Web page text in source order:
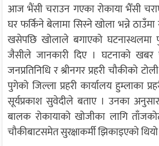
आज भैंसी चराउन गएका रोकाया भैँसी
घर फर्किने बेलामा सिस्ने खोला भन्ने
खसेपछि खोलाले बगाएको घटनास्थलमा
जैसीले जानकारी दिए । घटनाको खबर
जनप्रतिनिधि र श्रीनगर प्रहरी चौकीको
पुगेको जिल्ला प्रहरी कार्यालय हुम्लाका
सूर्यप्रकाश सुवेदीले बताए । उनका
बालक रोकायाको खोजीका लागि
चौकीबाटसमेत सुरक्षाकर्मी झिकाइएको थियो